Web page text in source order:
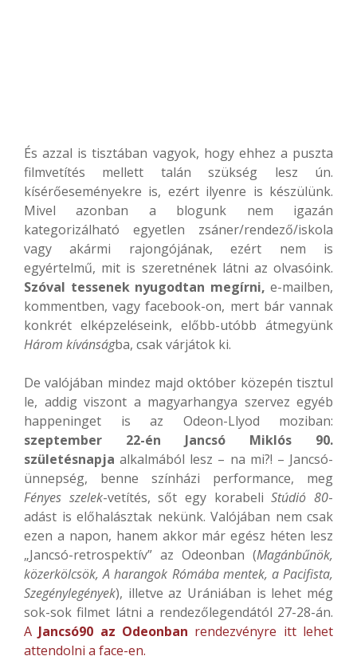
És azzal is tisztában vagyok, hogy ehhez a puszta
filmvetítés mellett talán szükség lesz ún.
kísérőeseményekre is, ezért ilyenre is készülünk.
Mivel azonban a blogunk nem igazán
kategorizálható egyetlen zsáner/rendező/iskola
vagy akármi rajongójának, ezért nem is
egyértelmű, mit is szeretnének látni az olvasóink.
Szóval tessenek nyugodtan megírni, e-mailben,
kommentben, vagy facebook-on, mert bár vannak
konkrét elképzeléseink, előbb-utóbb átmegyünk
Három kívánságba, csak várjátok ki.
De valójában mindez majd október közepén tisztul
le, addig viszont a magyarhangya szervez egyéb
happeninget is az Odeon-Llyod moziban:
szeptember 22-én Jancsó Miklós 90.
születésnapja alkalmából lesz – na mi?! – Jancsó-
ünnepség, benne színházi performance, meg
Fényes szelek-vetítés, sőt egy korabeliStúdió 80-
adást is előhalásztak nekünk. Valójában nem csak
ezen a napon, hanem akkor már egész héten lesz
„Jancsó-retrospektív” az Odeonban (Magánbűnök,
közerkölcsök, A harangok Rómába mentek, a Pacifista,
Szegénylegények), illetve az Urániában is lehet még
sok-sok filmet látni a rendezőlegendától 27-28-án.
A Jancsó90 az Odeonban rendezvényre itt lehet
attendolni a face-en.